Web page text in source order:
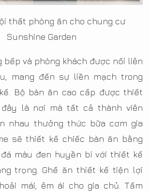
thất phòng ăn cho chung cư
Sunshine Garden
bếp và phòng khách được nối liên
mang đến sự liền mạch trong
Bộ bàn ăn cao cấp được thiết
là nơi mà tất cả thành viên
nhau thưởng thức bữa cơm gia
sẽ thiết kế chiếc bàn ăn bằng
màu đen huyền bí với thiết kế
trọng. Ghế ăn thiết kế tiện lợi
mái, êm ái cho gia chủ. Tấm